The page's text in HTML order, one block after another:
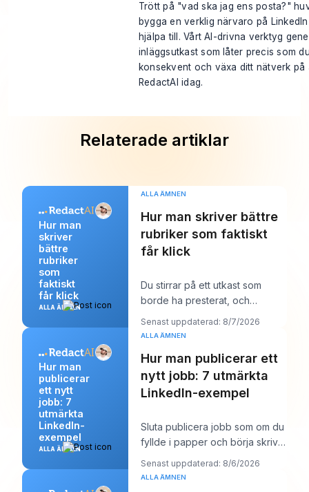
Trött på "vad ska jag ens posta?"
bygga en verklig närvaro på
hjälpa till. Vårt AI-drivna verktyg
inläggsutkast som låter precis som
konsekvent och växa ditt nätverk
RedactAI idag.
Relaterade artiklar
Hur man
skriver
bättre
rubriker
som
faktiskt
får klick
ALLA ÄMNEN
ALLA ÄMNEN
Hur man skriver bättre
rubriker som faktiskt
får klick
Du stirrar på ett utkast som
borde ha presterat, och
rubriken är förmodligen det
första du misstänke
Senast uppdaterad: 8/7/2026
Hur man
publicerar
ett nytt
jobb: 7
utmärkta
LinkedIn-
exempel
ALLA ÄMNEN
ALLA ÄMNEN
Hur man publicerar ett
nytt jobb: 7 utmärkta
LinkedIn-exempel
Sluta publicera jobb som om du
fyllde i papper och börja skriva
dem som om du försökte vinna
över en
Senast uppdaterad: 8/6/2026
ALLA ÄMNEN